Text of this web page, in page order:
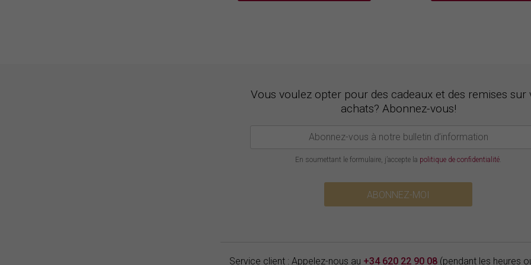
Vous voulez opter pour des cadeaux et des remises sur
achats? Abonnez-vous!
En soumettant le formulaire, j’accepte la politique de confidentialité.
ABONNEZ-MOI
Service client : Appelez-nous au +34 620 22 90 08 (pendant les heures